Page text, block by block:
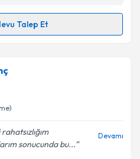
kabul ediyorum.
Talep Et
randevu takvimi talebi
randevu almanız için bir
e-posta ile bilgilendireceğiz.
sonucunda bu...
Devamı